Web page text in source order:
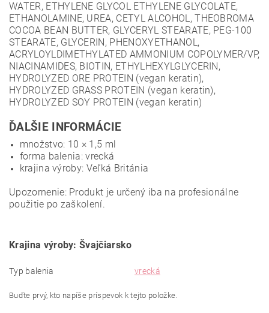
WATER, ETHYLENE GLYCOL ETHYLENE GLYCOLATE,
ETHANOLAMINE, UREA, CETYL ALCOHOL, THEOBROMA
COCOA BEAN BUTTER, GLYCERYL STEARATE, PEG-100
STEARATE, GLYCERIN, PHENOXYETHANOL,
ACRYLOYLDIMETHYLATED AMMONIUM COPOLYMER/VP,
NIACINAMIDES, BIOTIN, ETHYLHEXYLGLYCERIN,
HYDROLYZED ORE PROTEIN (vegan keratin),
HYDROLYZED GRASS PROTEIN (vegan keratin),
HYDROLYZED SOY PROTEIN (vegan keratin)
ĎALŠIE INFORMÁCIE
množstvo: 10 × 1,5 ml
forma balenia: vrecká
krajina výroby: Veľká Británia
Upozornenie: Produkt je určený iba na profesionálne
použitie po zaškolení.
Krajina výroby: Švajčiarsko
Typ balenia vrecká
Buďte prvý, kto napíše príspevok k tejto položke.